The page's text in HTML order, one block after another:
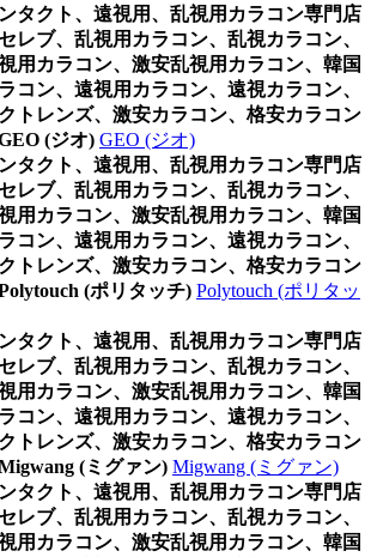
タクト、遠視用、乱視用カラコン専門店
レブ、乱視用カラコン、乱視カラコン、
用カラコン、激安乱視用カラコン、韓国
コン、遠視用カラコン、遠視カラコン、
トレンズ、激安カラコン、格安カラコン
(ジオ) GEO (ジオ)
タクト、遠視用、乱視用カラコン専門店
レブ、乱視用カラコン、乱視カラコン、
用カラコン、激安乱視用カラコン、韓国
コン、遠視用カラコン、遠視カラコン、
トレンズ、激安カラコン、格安カラコン
(ポリタッチ) Polytouch (ポリタッ
タクト、遠視用、乱視用カラコン専門店
レブ、乱視用カラコン、乱視カラコン、
用カラコン、激安乱視用カラコン、韓国
コン、遠視用カラコン、遠視カラコン、
トレンズ、激安カラコン、格安カラコン
(ミグァン) Migwang (ミグァン)
タクト、遠視用、乱視用カラコン専門店
レブ、乱視用カラコン、乱視カラコン、
用カラコン、激安乱視用カラコン、韓国